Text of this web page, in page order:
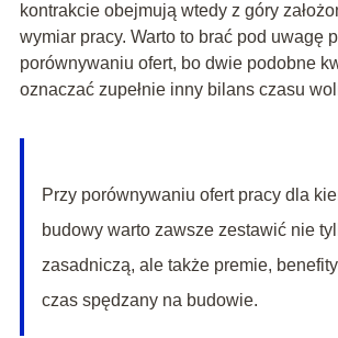
kontrakcie obejmują wtedy z góry
wymiar pracy. Warto to brać pod uwagę
porównywaniu ofert, bo dwie podobne
oznaczać zupełnie inny bilans czasu
Przy porównywaniu ofert pracy dla
budowy warto zawsze zestawić nie
zasadniczą, ale także premie,
czas spędzany na budowie.